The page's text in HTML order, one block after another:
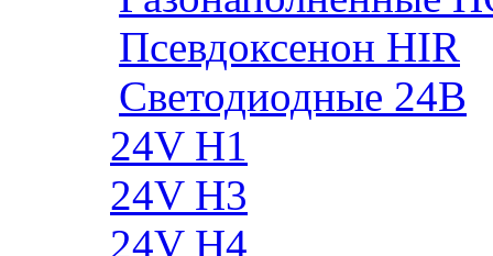
Псевдоксенон HIR
Cветодиодные 24B
24V H1
24V H3
24V H4